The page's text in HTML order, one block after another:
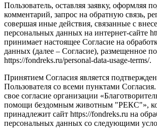
Пользователь, оставляя заявку, оформляя
комментарий, запрос на обратную связь,
совершая иные действия, связанные с
персональных данных на интернет-сайте
принимает настоящее Согласие на
данных (далее – Согласие), размещенное
https://fondreks.ru/personal-data-usage-terms/.
Принятием Согласия является
Пользователя со всеми пунктами Согласия.
свое согласие организации
помощи бездомным животным "РЕКС"»,
принадлежит сайт https://fondreks.ru на
персональных данных со следующими